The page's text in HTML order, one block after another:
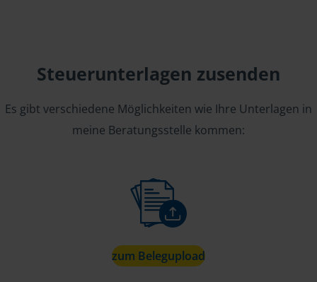
Steuerunterlagen zusenden
Es gibt verschiedene Möglichkeiten wie Ihre Unterlagen in
meine Beratungsstelle kommen:
zum Belegupload